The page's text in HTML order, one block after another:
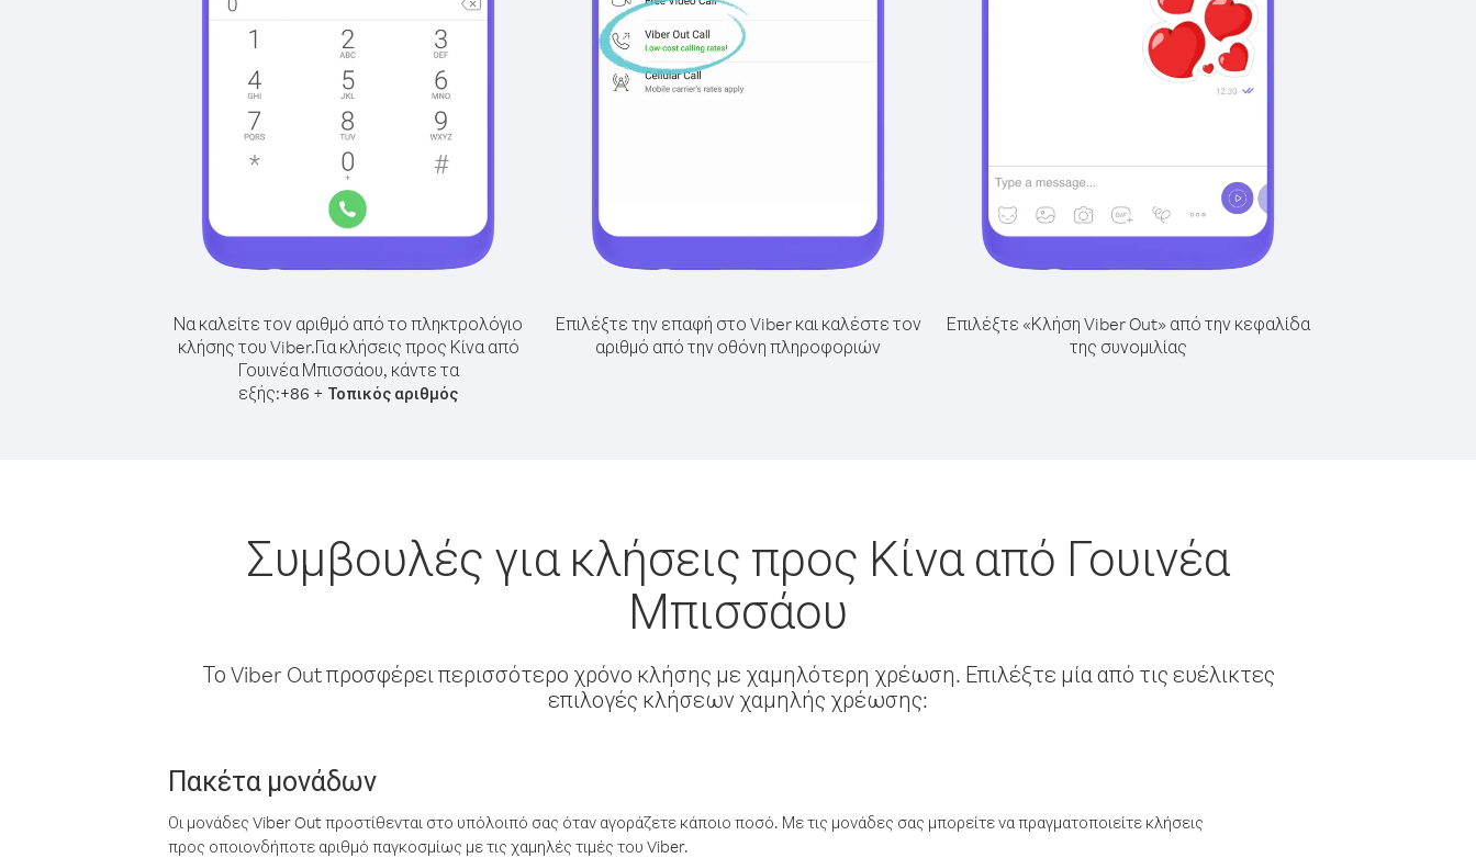
Να καλείτε τον αριθμό από το πληκτρολόγιο
κλήσης του Viber.Για κλήσεις προς Κίνα από
Γουινέα Μπισσάου, κάντε τα
εξής:+86 + Τοπικός αριθμός
Επιλέξτε την επαφή στο Viber και καλέστε τον
αριθμό από την οθόνη πληροφοριών
Επιλέξτε «Κλήση Viber Out» από την κεφαλίδα
της συνομιλίας
Συμβουλές για κλήσεις προς Κίνα από Γουινέα
Μπισσάου
Το Viber Out προσφέρει περισσότερο χρόνο κλήσης με χαμηλότερη χρέωση. Επιλέξτε μία από τις ευέλικτες
επιλογές κλήσεων χαμηλής χρέωσης:
Πακέτα μονάδων
Οι μονάδες Viber Out προστίθενται στο υπόλοιπό σας όταν αγοράζετε κάποιο ποσό. Με τις μονάδες σας μπορείτε να πραγματοποιείτε κλήσεις
προς οποιονδήποτε αριθμό παγκοσμίως με τις χαμηλές τιμές του Viber.